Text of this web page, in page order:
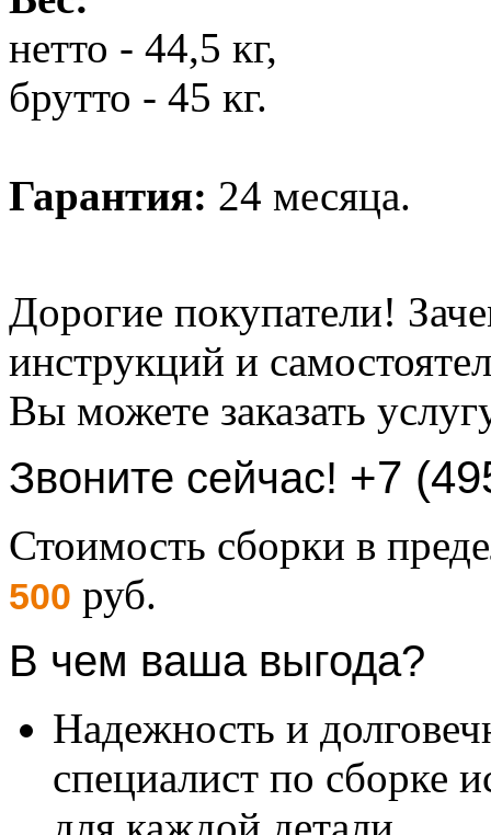
нетто - 44,5 кг,
брутто - 45 кг.
Гарантия: 24 месяца.
Дорогие покупатели!
инструкций и
Вы можете заказать
Звоните сейчас! +7
Стоимость сборки в
500 руб.
В чем ваша выгода?
Надежность и
специалист по сборке